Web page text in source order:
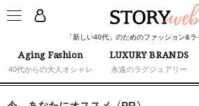
「新しい40代」のためのファッション&
Aging Fashion
40代からの大人オシャレ
LUXURY BRANDS
永遠のラグジュアリー